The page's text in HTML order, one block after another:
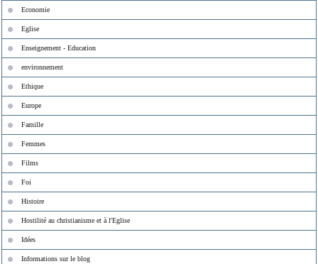
Economie
Eglise
Enseignement - Education
environnement
Ethique
Europe
Famille
Femmes
Films
Foi
Histoire
Hostilité au christianisme et à l'Eglise
Idées
Informations sur le blog